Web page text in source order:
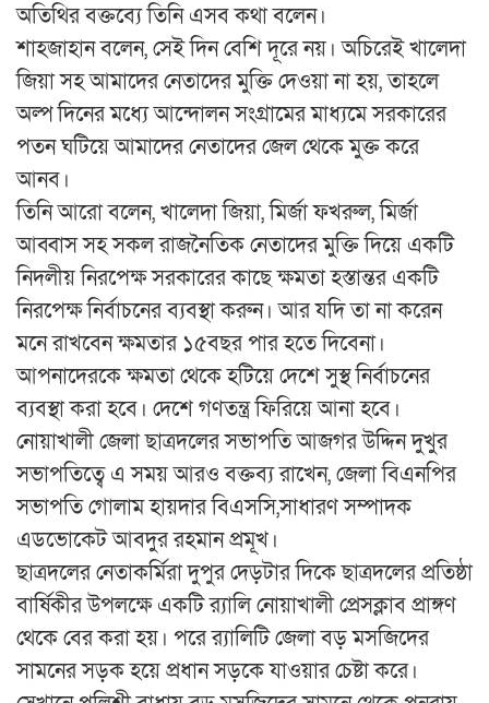
অতিথির বক্তব্যে তিনি এসব কথা বলেন।
শাহজাহান বলেন, সেই দিন বেশি দূরে নয়। অচিরেই খালেদা
জিয়া সহ আমাদের নেতাদের মুক্তি দেওয়া না হয়, তাহলে
অল্প দিনের মধ্যে আন্দোলন সংগ্রামের মাধ্যমে সরকারের
পতন ঘটিয়ে আমাদের নেতাদের জেল থেকে মুক্ত করে
আনব।
তিনি আরো বলেন, খালেদা জিয়া, মির্জা ফখরুল, মির্জা
আব্বাস সহ সকল রাজনৈতিক নেতাদের মুক্তি দিয়ে একটি
নিদলীয় নিরপেক্ষ সরকারের কাছে ক্ষমতা হস্তান্তর একটি
নিরপেক্ষ নির্বাচনের ব্যবস্থা করুন। আর যদি তা না করেন
মনে রাখবেন ক্ষমতার ১৫বছর পার হতে দিবেনা।
আপনাদেরকে ক্ষমতা থেকে হটিয়ে দেশে সুস্থ নির্বাচনের
ব্যবস্থা করা হবে। দেশে গণতন্ত্র ফিরিয়ে আনা হবে।
নোয়াখালী জেলা ছাত্রদলের সভাপতি আজগর উদ্দিন দুখুর
সভাপতিত্বে এ সময় আরও বক্তব্য রাখেন, জেলা বিএনপির
সভাপতি গোলাম হায়দার বিএসসি,সাধারণ সম্পাদক
এডভোকেট আবদুর রহমান প্রমূখ।
ছাত্রদলের নেতাকর্মিরা দুপুর দেড়টার দিকে ছাত্রদলের প্রতিষ্ঠা
বার্ষিকীর উপলক্ষে একটি র‌্যালি নোয়াখালী প্রেসক্লাব প্রাঙ্গণ
থেকে বের করা হয়। পরে র‌্যালিটি জেলা বড় মসজিদের
সামনের সড়ক হয়ে প্রধান সড়কে যাওয়ার চেষ্টা করে।